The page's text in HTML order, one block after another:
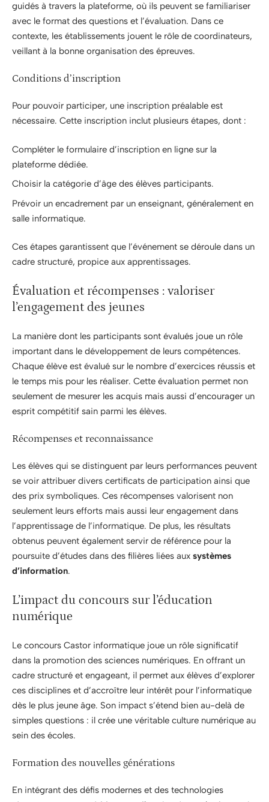
guidés à travers la plateforme, où ils peuvent se familiariser
avec le format des questions et l’évaluation. Dans ce
contexte, les établissements jouent le rôle de coordinateurs,
veillant à la bonne organisation des épreuves.
Conditions d’inscription
Pour pouvoir participer, une inscription préalable est
nécessaire. Cette inscription inclut plusieurs étapes, dont :
Compléter le formulaire d’inscription en ligne sur la
plateforme dédiée.
Choisir la catégorie d’âge des élèves participants.
Prévoir un encadrement par un enseignant, généralement en
salle informatique.
Ces étapes garantissent que l’événement se déroule dans un
cadre structuré, propice aux apprentissages.
Évaluation et récompenses : valoriser
l’engagement des jeunes
La manière dont les participants sont évalués joue un rôle
important dans le développement de leurs compétences.
Chaque élève est évalué sur le nombre d’exercices réussis et
le temps mis pour les réaliser. Cette évaluation permet non
seulement de mesurer les acquis mais aussi d’encourager un
esprit compétitif sain parmi les élèves.
Récompenses et reconnaissance
Les élèves qui se distinguent par leurs performances peuvent
se voir attribuer divers certificats de participation ainsi que
des prix symboliques. Ces récompenses valorisent non
seulement leurs efforts mais aussi leur engagement dans
l’apprentissage de l’informatique. De plus, les résultats
obtenus peuvent également servir de référence pour la
poursuite d’études dans des filières liées aux systèmes
d’information.
L’impact du concours sur l’éducation
numérique
Le concours Castor informatique joue un rôle significatif
dans la promotion des sciences numériques. En offrant un
cadre structuré et engageant, il permet aux élèves d’explorer
ces disciplines et d’accroître leur intérêt pour l’informatique
dès le plus jeune âge. Son impact s’étend bien au-delà de
simples questions : il crée une véritable culture numérique au
sein des écoles.
Formation des nouvelles générations
En intégrant des défis modernes et des technologies